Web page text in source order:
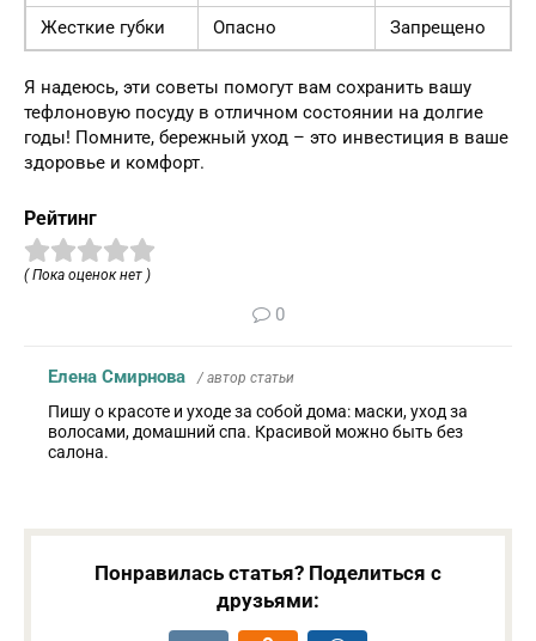
Жесткие губки Опасно Запрещено
Я надеюсь, эти советы помогут вам сохранить вашу
тефлоновую посуду в отличном состоянии на долгие
годы! Помните, бережный уход – это инвестиция в ваше
здоровье и комфорт.
Рейтинг
( Пока оценок нет )
0
Елена Смирнова / автор статьи
Пишу о красоте и уходе за собой дома: маски, уход за
волосами, домашний спа. Красивой можно быть без
салона.
Понравилась статья? Поделиться с
друзьями: